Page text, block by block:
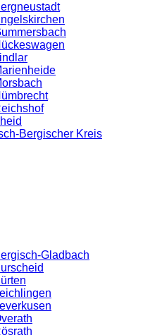
Bergischer Kreis
Gladbach